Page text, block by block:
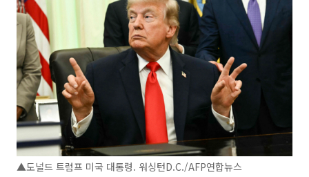
▲도널드 트럼프 미국 대통령. 워싱턴D.C./AFP연합뉴스